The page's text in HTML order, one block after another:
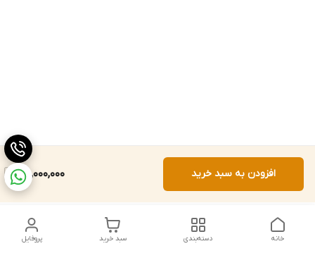
25,000,000 افزودن به سبد خرید
پروفایل سبد خرید دسته‌بندی خانه